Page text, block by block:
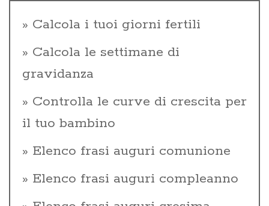
Calcola i tuoi giorni fertili
Calcola le settimane di
gravidanza
Controlla le curve di crescita per
il tuo bambino
Elenco frasi auguri comunione
Elenco frasi auguri compleanno